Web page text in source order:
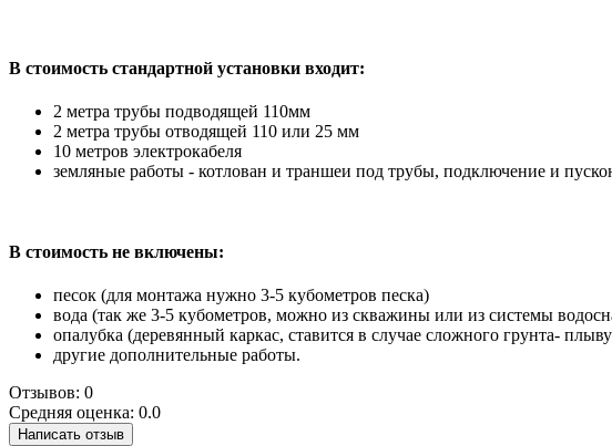
В стоимость стандартной установки входит:
2 метра трубы подводящей 110мм
2 метра трубы отводящей 110 или 25 мм
10 метров электрокабеля
земляные работы - котлован и траншеи под трубы, подключение и
В стоимость не включены:
песок (для монтажа нужно 3-5 кубометров песка)
вода (так же 3-5 кубометров, можно из скважины или из системы
опалубка (деревянный каркас, ставится в случае сложного грунта-
другие дополнительные работы.
Отзывов: 0
Средняя оценка: 0.0
Написать отзыв